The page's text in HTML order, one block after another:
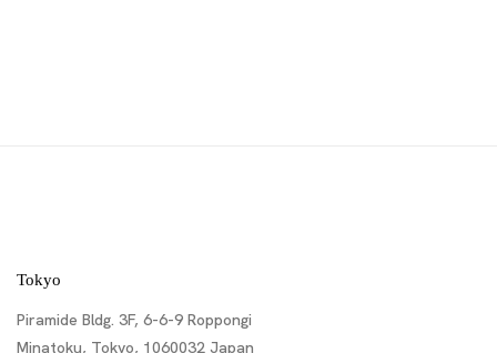
Tokyo
Piramide Bldg. 3F, 6-6-9 Roppongi
Minatoku, Tokyo, 1060032 Japan